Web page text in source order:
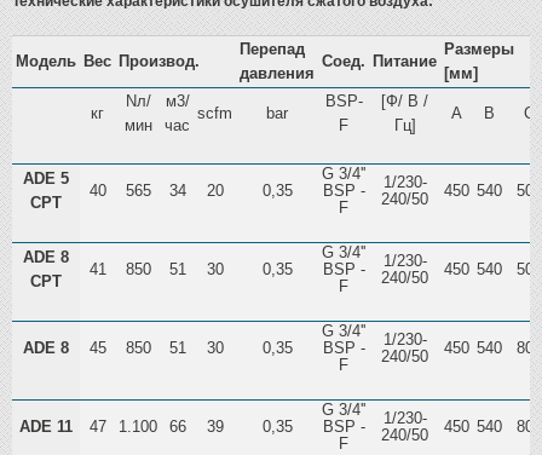
Модель Вес Производ.
Перепад
давления
Соед. Питание
Размеры
[мм]
кг
Nл/
мин
м3/
час
scfm bar
BSP-
F
[Ф/ В /
Гц]
A B C
ADE 5
CPT
40 565 34 20 0,35
G 3/4''
BSP -
F
1/230-
240/50
450 540 505
ADE 8
CPT
41 850 51 30 0,35
G 3/4''
BSP -
F
1/230-
240/50
450 540 505
ADE 8 45 850 51 30 0,35
G 3/4''
BSP -
F
1/230-
240/50
450 540 800
ADE 11 47 1.100 66 39 0,35
G 3/4''
BSP -
F
1/230-
240/50
450 540 800